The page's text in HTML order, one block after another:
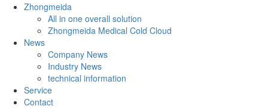
Zhongmeida
All in one overall solution
Zhongmeida Medical Cold Cloud
News
Company News
Industry News
technical information
Service
Contact